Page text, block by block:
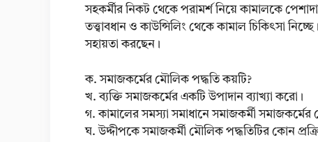
সহকর্মীর নিকট থেকে পরামর্শ নিয়ে কামালকে
তত্ত্বাবধান ও কাউন্সিলিং থেকে কামাল চিকিৎসা
সহায়তা করছেন।
ক. সমাজকর্মের মৌলিক পদ্ধতি কয়টি?
খ. ব্যক্তি সমাজকর্মের একটি উপাদান ব্যাখ্যা করো।
গ. কামালের সমস্যা সমাধানে সমাজকর্মী
ঘ. উদ্দীপকে সমাজকর্মী মৌলিক পদ্ধতিটির কোন